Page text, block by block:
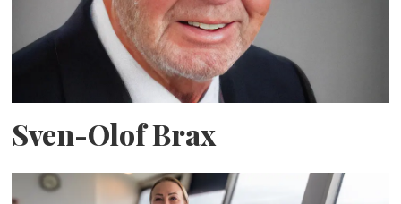
Sven-Olof Brax